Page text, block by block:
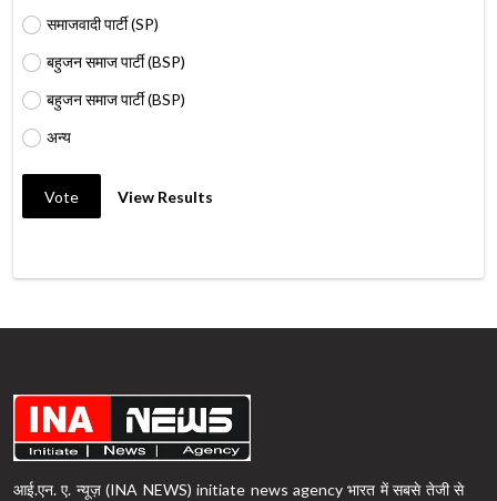
समाजवादी पार्टी (SP)
बहुजन समाज पार्टी (BSP)
बहुजन समाज पार्टी (BSP)
अन्य
Vote View Results
आई.एन. ए. न्यूज़ (INA NEWS) initiate news agency भारत में सबसे तेजी से